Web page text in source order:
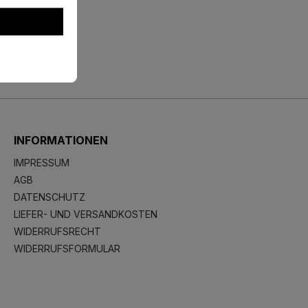
INFORMATIONEN
IMPRESSUM
AGB
DATENSCHUTZ
LIEFER- UND VERSANDKOSTEN
WIDERRUFSRECHT
WIDERRUFSFORMULAR